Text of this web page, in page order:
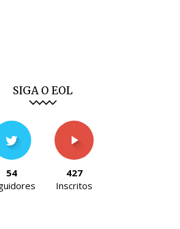
SIGA O EOL
54
427
Inscritos